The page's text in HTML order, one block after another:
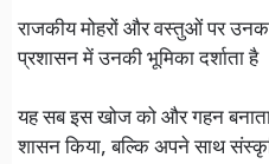
राजकीय मोहरों और वस्तुओं पर
प्रशासन में उनकी भूमिका दर्शाता है
यह सब इस खोज को और गहन
शासन किया, बल्कि अपने साथ